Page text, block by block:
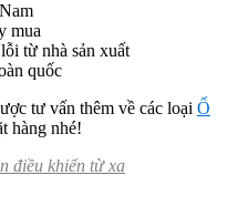
mua
từ nhà sản xuất
quốc
tư vấn thêm về các loại Ổ
hàng nhé!
điều khiển từ xa